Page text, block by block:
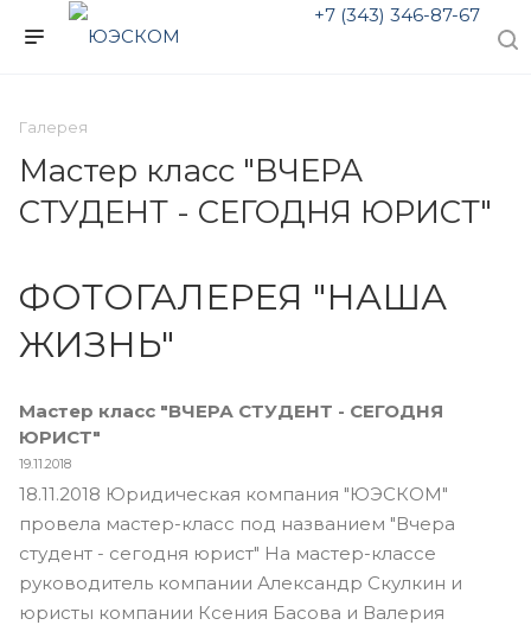
+7 (343) 346-87-67
Галерея
Мастер класс "ВЧЕРА
СТУДЕНТ - СЕГОДНЯ ЮРИСТ"
ФОТОГАЛЕРЕЯ "НАША
ЖИЗНЬ"
Мастер класс "ВЧЕРА СТУДЕНТ - СЕГОДНЯ
ЮРИСТ"
19.11.2018
18.11.2018 Юридическая компания "ЮЭСКОМ"
провела мастер-класс под названием "Вчера
студент - сегодня юрист" На мастер-классе
руководитель компании Александр Скулкин и
юристы компании Ксения Басова и Валерия